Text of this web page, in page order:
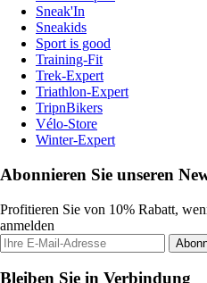
Sneak'In
Sneakids
Sport is good
Training-Fit
Trek-Expert
Triathlon-Expert
TripnBikers
Vélo-Store
Winter-Expert
Abonnieren Sie unseren
Profitieren Sie von 10% Rabatt,
anmelden
Bleiben Sie in Verbindung